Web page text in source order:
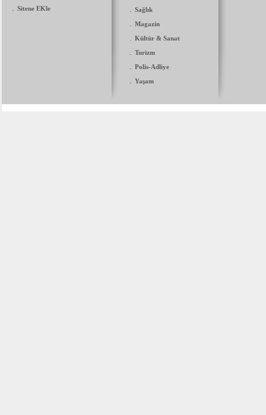
. Sitene EKle . Sağlık
. Magazin
. Kültür & Sanat
. Turizm
. Polis-Adliye
. Yaşam